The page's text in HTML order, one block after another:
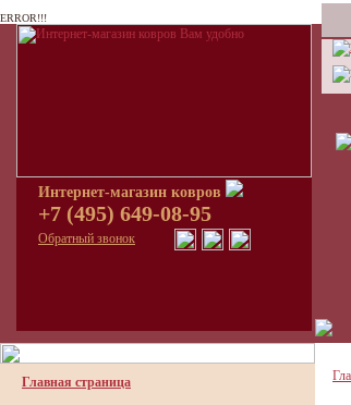
ERROR!!!
Интернет-магазин ковров
+7 (495) 649-08-95
Обратный звонок
Главная страница